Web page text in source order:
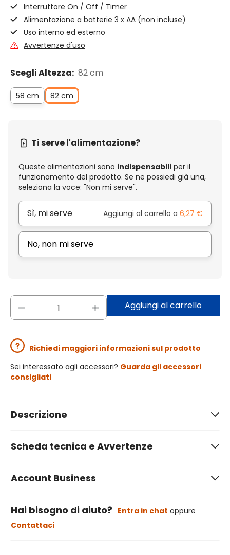
Interruttore On / Off / Timer
Alimentazione a batterie 3 x AA (non incluse)
Uso interno ed esterno
Avvertenze d'uso
Scegli Altezza: 82 cm
58 cm 82 cm
Ti serve l'alimentazione?
Queste alimentazioni sono indispensabili per il
funzionamento del prodotto. Se ne possiedi già una,
seleziona la voce: "Non mi serve".
Sì, mi serve Aggiungi al carrello a 6,27 €
No, non mi serve
Aggiungi al carrello
Richiedi maggiori informazioni sul prodotto
Sei interessato agli accessori? Guarda gli accessori
consigliati
Descrizione
Scheda tecnica e Avvertenze
Account Business
Hai bisogno di aiuto? Entra in chat oppure
Contattaci